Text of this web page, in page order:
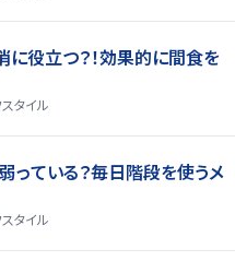
役立つ？！効果的に間食を
タイル
っている？毎日階段を使うメ
タイル